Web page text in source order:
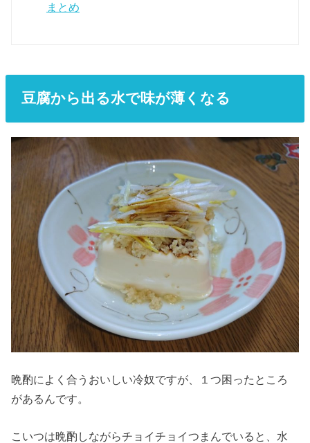
まとめ
豆腐から出る水で味が薄くなる
晩酌によく合うおいしい冷奴ですが、１つ困ったところ
があるんです。
こいつは晩酌しながらチョイチョイつまんでいると、水